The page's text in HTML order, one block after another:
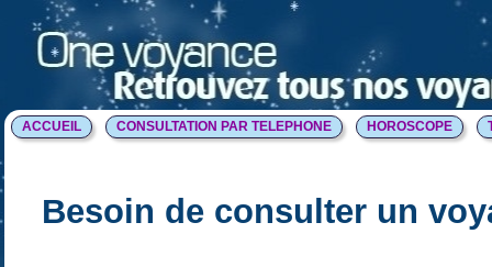
ACCUEIL CONSULTATION PAR TELEPHONE HOROSCOPE
Besoin de consulter un